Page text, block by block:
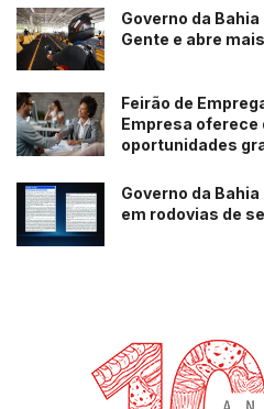
250 atendimentos
outorga;
40 atendimentos
Aiba durante a realização da
Próxima edição já tem data
Governo da
Gente e abre
Feirão de
Empresa oferece
oportunidades
Governo da
em rodovias de